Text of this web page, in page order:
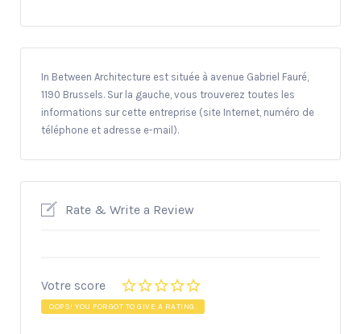
In Between Architecture est située à avenue Gabriel Fauré,
1190 Brussels. Sur la gauche, vous trouverez toutes les
informations sur cette entreprise (site Internet, numéro de
téléphone et adresse e-mail).
Rate & Write a Review
Votre score
OOPS! YOU FORGOT TO GIVE A RATING.